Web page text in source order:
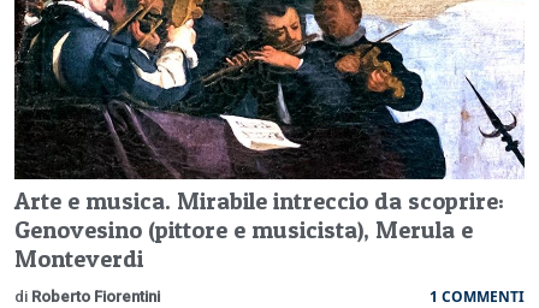
Arte e musica. Mirabile intreccio da scoprire:
Genovesino (pittore e musicista), Merula e
Monteverdi
di Roberto Fiorentini 1 COMMENTI